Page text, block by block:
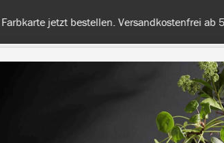
jetzt bestellen. Versandkostenfrei ab 50€.